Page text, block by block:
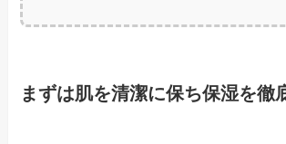
まずは肌を清潔に保ち保湿を徹